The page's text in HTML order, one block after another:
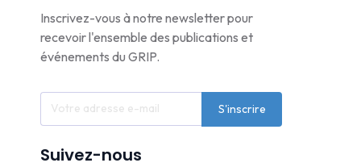
Inscrivez-vous à notre newsletter pour
recevoir l'ensemble des publications et
événements du GRIP.
S'inscrire
Suivez-nous